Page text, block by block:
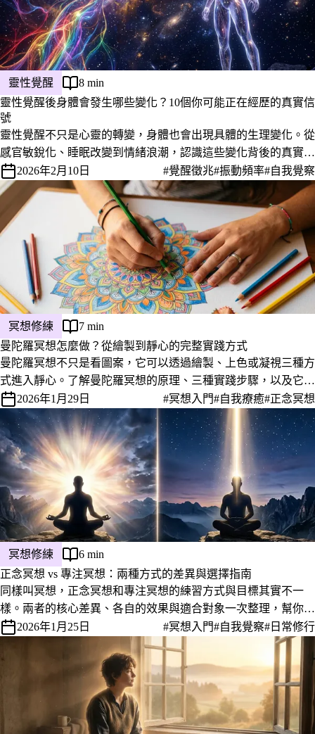
靈性覺醒
8 min
靈性覺醒後身體會發生哪些變化？10個你可能正在經歷的真實信
號
靈性覺醒不只是心靈的轉變，身體也會出現具體的生理變化。從
感官敏銳化、睡眠改變到情緒浪潮，認識這些變化背後的真實意
義。2026年2月10日 #覺醒徵兆#振動頻率#自我覺察
冥想修練
7 min
曼陀羅冥想怎麼做？從繪製到靜心的完整實踐方式
曼陀羅冥想不只是看圖案，它可以透過繪製、上色或凝視三種方
式進入靜心。了解曼陀羅冥想的原理、三種實踐步驟，以及它對
靜心和自我覺察特別有幫助的原因。
2026年1月29日 #冥想入門#自我療癒#正念冥想
冥想修練
6 min
正念冥想 vs 專注冥想：兩種方式的差異與選擇指南
同樣叫冥想，正念冥想和專注冥想的練習方式與目標其實不一
樣。兩者的核心差異、各自的效果與適合對象一次整理，幫你找
到更適合自己的練習方式。
2026年1月25日 #冥想入門#自我覺察#日常修行